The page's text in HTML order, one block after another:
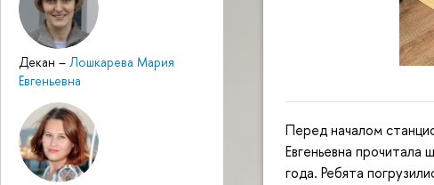
Декан – Лошкарева Мария
Евгеньевна
Перед началом
Евгеньевна
года. Ребята